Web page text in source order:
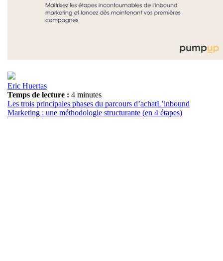
Eric Huertas
Temps de lecture : 4 minutes
Les trois principales phases du parcours d’achatL’inbound
Marketing : une méthodologie structurante (en 4 étapes)